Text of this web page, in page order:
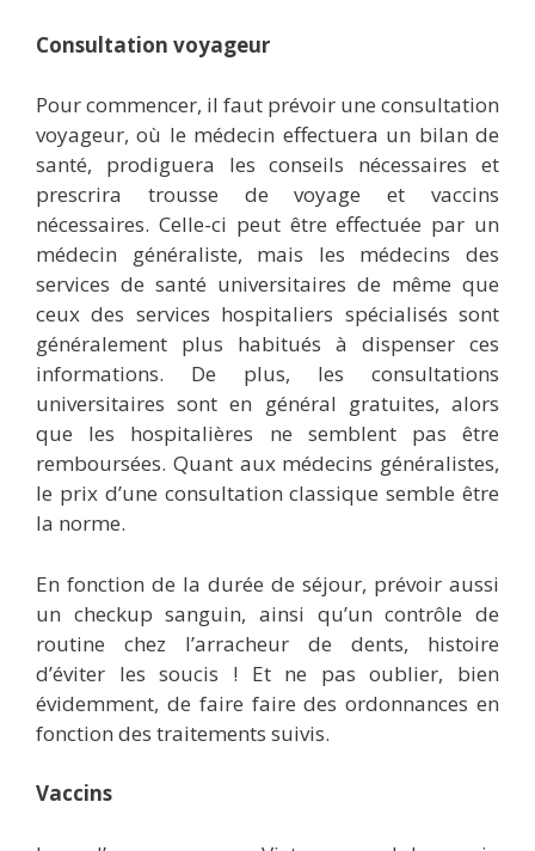
Consultation voyageur
Pour commencer, il faut prévoir une consultation
voyageur, où le médecin effectuera un bilan de
santé, prodiguera les conseils nécessaires et
prescrira trousse de voyage et vaccins
nécessaires. Celle-ci peut être effectuée par un
médecin généraliste, mais les médecins des
services de santé universitaires de même que
ceux des services hospitaliers spécialisés sont
généralement plus habitués à dispenser ces
informations. De plus, les consultations
universitaires sont en général gratuites, alors
que les hospitalières ne semblent pas être
remboursées. Quant aux médecins généralistes,
le prix d’une consultation classique semble être
la norme.
En fonction de la durée de séjour, prévoir aussi
un checkup sanguin, ainsi qu’un contrôle de
routine chez l’arracheur de dents, histoire
d’éviter les soucis ! Et ne pas oublier, bien
évidemment, de faire faire des ordonnances en
fonction des traitements suivis.
Vaccins